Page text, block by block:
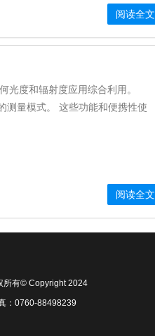
阅读全文
光度和辐射度应用综合利用。
测量模式。 这些功能和便携性使
阅读全文
所有© Copyright 2024
：0760-88498239